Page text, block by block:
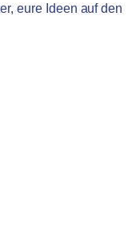
eure Ideen auf den